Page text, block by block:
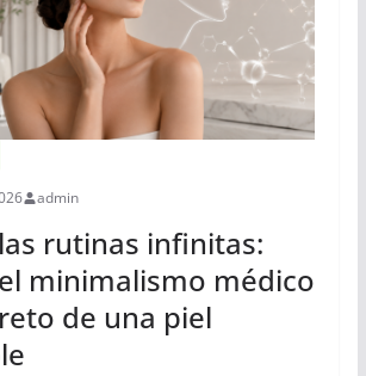
admin
rutinas infinitas:
minimalismo médico
de una piel